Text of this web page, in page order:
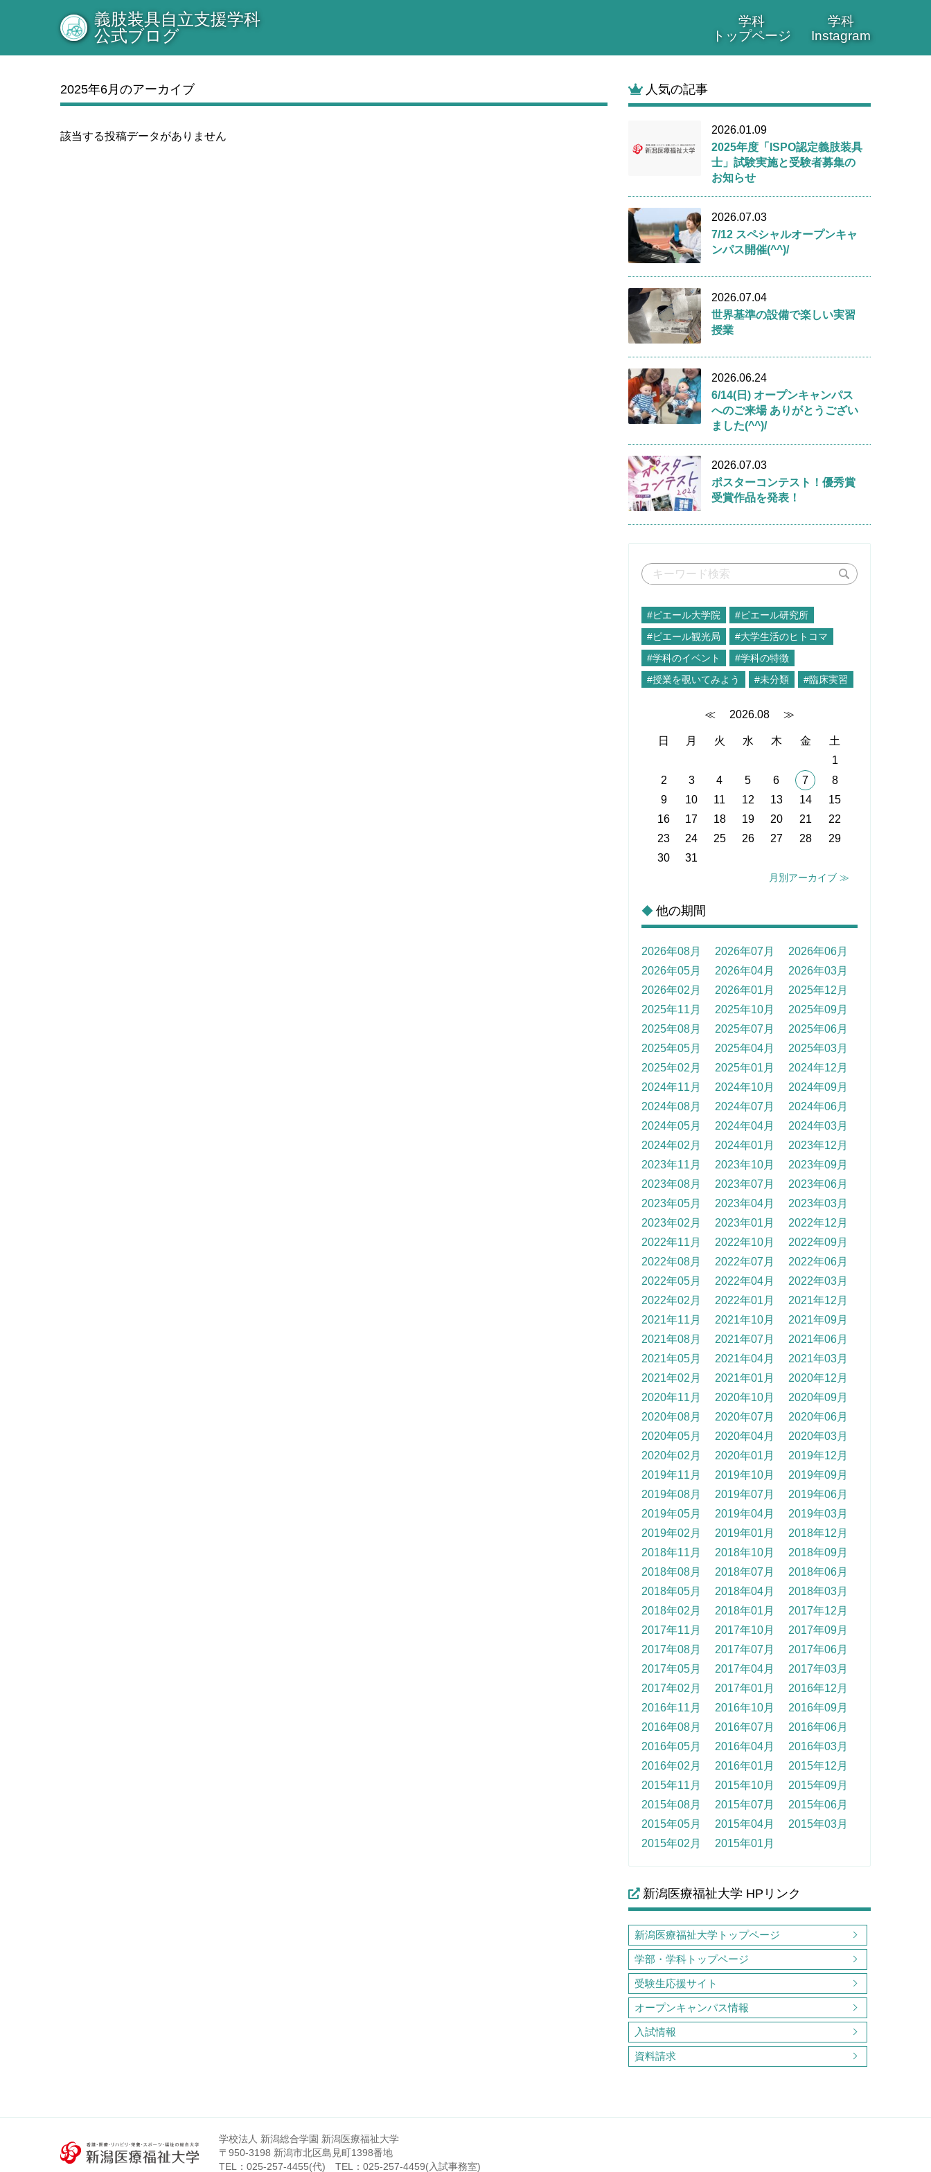
学科
トップページ
学科
Instagram
義肢装具自立支援学科
公式ブログ
2025年6月のアーカイブ
該当する投稿データがありません
人気の記事
2026.01.09
2025年度「ISPO認定義肢装具
士」試験実施と受験者募集の
お知らせ
2026.07.03
7/12 スペシャルオープンキャ
ンパス開催(^^)/
2026.07.04
世界基準の設備で楽しい実習
授業
2026.06.24
6/14(日) オープンキャンパス
へのご来場 ありがとうござい
ました(^^)/
2026.07.03
ポスターコンテスト！優秀賞
受賞作品を発表！
#ピエール大学院
#ピエール研究所
#ピエール観光局
#大学生活のヒトコマ
#学科のイベント
#学科の特徴
#授業を覗いてみよう
#未分類 #臨床実習
≪ 2026.08 ≫
日 月 火 水 木 金
土
1
2
3 4 5 6 7
8
9
10 11 12 13 14
15
16
17 18 19 20 21
22
23
24 25 26 27 28
29
30
31
月別アーカイブ ≫
◆ 他の期間
2026年08月 2026年07月
2026年06月
2026年05月
2026年04月
2026年03月
2026年02月
2026年01月
2025年12月
2025年11月
2025年10月
2025年09月
2025年08月
2025年07月
2025年06月
2025年05月
2025年04月
2025年03月
2025年02月
2025年01月
2024年12月
2024年11月
2024年10月
2024年09月
2024年08月
2024年07月
2024年06月
2024年05月
2024年04月
2024年03月
2024年02月
2024年01月
2023年12月
2023年11月
2023年10月
2023年09月
2023年08月
2023年07月
2023年06月
2023年05月
2023年04月
2023年03月
2023年02月
2023年01月
2022年12月
2022年11月
2022年10月
2022年09月
2022年08月
2022年07月
2022年06月
2022年05月
2022年04月
2022年03月
2022年02月
2022年01月
2021年12月
2021年11月
2021年10月
2021年09月
2021年08月
2021年07月
2021年06月
2021年05月
2021年04月
2021年03月
2021年02月
2021年01月
2020年12月
2020年11月
2020年10月
2020年09月
2020年08月
2020年07月
2020年06月
2020年05月
2020年04月
2020年03月
2020年02月
2020年01月
2019年12月
2019年11月
2019年10月
2019年09月
2019年08月
2019年07月
2019年06月
2019年05月
2019年04月
2019年03月
2019年02月
2019年01月
2018年12月
2018年11月
2018年10月
2018年09月
2018年08月
2018年07月
2018年06月
2018年05月
2018年04月
2018年03月
2018年02月
2018年01月
2017年12月
2017年11月
2017年10月
2017年09月
2017年08月
2017年07月
2017年06月
2017年05月
2017年04月
2017年03月
2017年02月
2017年01月
2016年12月
2016年11月
2016年10月
2016年09月
2016年08月
2016年07月
2016年06月
2016年05月
2016年04月
2016年03月
2016年02月
2016年01月
2015年12月
2015年11月
2015年10月
2015年09月
2015年08月
2015年07月
2015年06月
2015年05月
2015年04月
2015年03月
2015年02月
2015年01月
新潟医療福祉大学 HPリンク
新潟医療福祉大学トップページ
学部・学科トップページ
受験生応援サイト
オープンキャンパス情報
入試情報
資料請求
学校法人 新潟総合学園 新潟医療福祉大学
〒950-3198 新潟市北区島見町1398番地
TEL： 025-257-4455(代) TEL： 025-257-4459(入試事務室)